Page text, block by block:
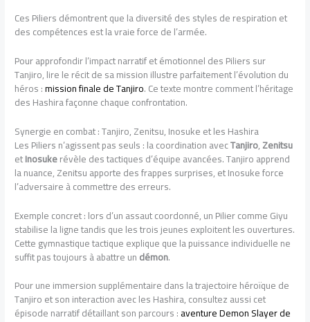
Ces Piliers démontrent que la diversité des styles de respiration et
des compétences est la vraie force de l’armée.
Pour approfondir l’impact narratif et émotionnel des Piliers sur
Tanjiro, lire le récit de sa mission illustre parfaitement l’évolution du
héros :mission finale de Tanjiro. Ce texte montre comment l’héritage
des Hashira façonne chaque confrontation.
Synergie en combat : Tanjiro, Zenitsu, Inosuke et les Hashira
Les Piliers n’agissent pas seuls : la coordination avecTanjiro,Zenitsu
etInosukerévèle des tactiques d’équipe avancées. Tanjiro apprend
la nuance, Zenitsu apporte des frappes surprises, et Inosuke force
l’adversaire à commettre des erreurs.
Exemple concret : lors d’un assaut coordonné, un Pilier comme Giyu
stabilise la ligne tandis que les trois jeunes exploitent les ouvertures.
Cette gymnastique tactique explique que la puissance individuelle ne
suffit pas toujours à abattre undémon.
Pour une immersion supplémentaire dans la trajectoire héroïque de
Tanjiro et son interaction avec les Hashira, consultez aussi cet
épisode narratif détaillant son parcours :aventure Demon Slayer de